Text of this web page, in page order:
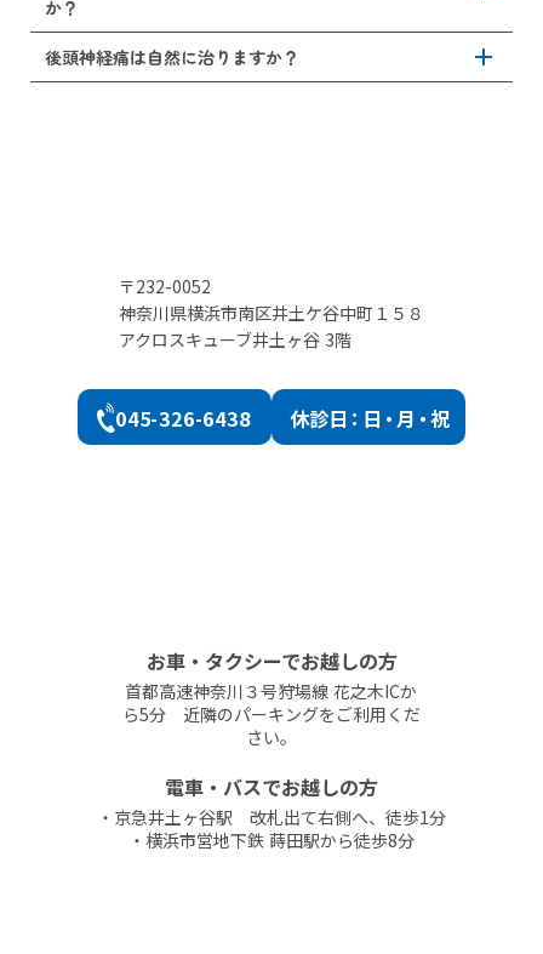
補給を行うようにしましょう。
ます。また、冷たい風に直接あたる、長時間同じ姿勢を取
る、睡眠不足といった状態も症状を悪化させる要因となり
ますので注意しましょう。痛みが強い場合、無理せずに休
養し、医師の指示に従うようにしましょう。
か？
後頭神経痛が1週間以上続く場合、再度医療機関にて精密検
査を受けることを推奨します。1週間以上痛みが続く場合
後頭神経痛は自然に治りますか？ add
〒232-0052
神奈川県横浜市南区井土ケ谷中町１５８
アクロスキューブ井土ヶ谷 3階
045-326-6438 休診日：日・月・祝
お車・タクシーでお越しの方
首都高速神奈川３号狩場線 花之木ICか
ら5分 近隣のパーキングをご利用くだ
さい。
電車・バスでお越しの方
・京急井土ヶ谷駅 改札出て右側へ、徒歩1分
・横浜市営地下鉄 蒔田駅から徒歩8分